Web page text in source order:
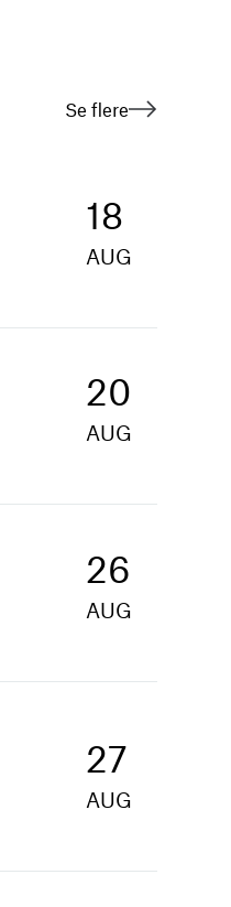
Se flere
18
AUG
20
AUG
26
AUG
27
AUG